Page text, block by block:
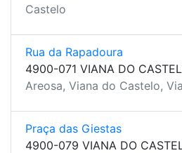
Castelo
Rua da Rapadoura
4900-071 VIANA DO
Areosa, Viana do Castelo,
Praça das Giestas
4900-079 VIANA DO